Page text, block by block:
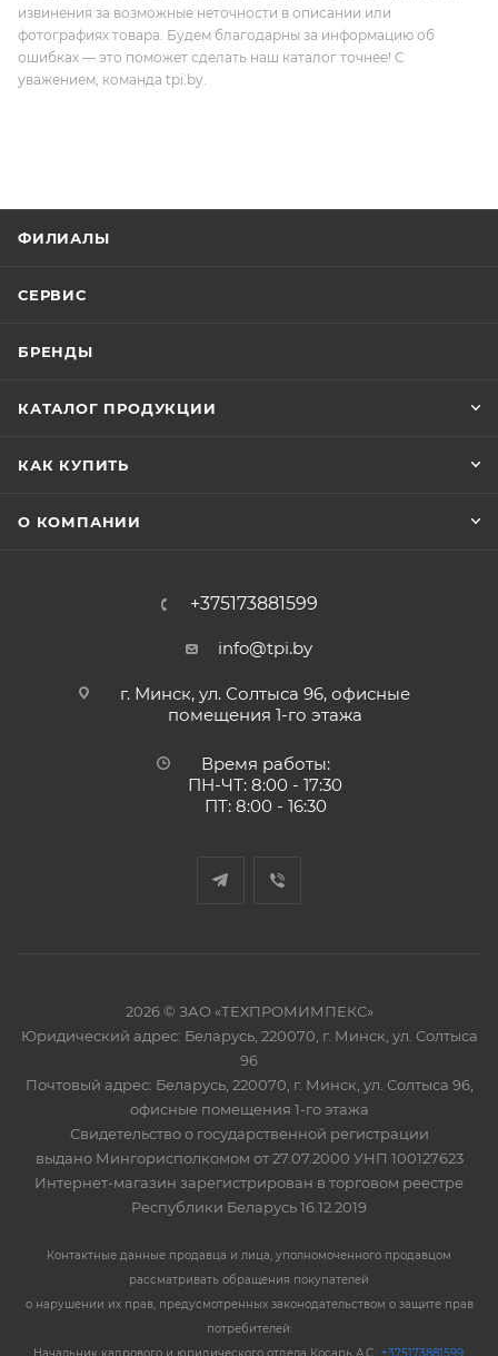
извинения за возможные неточности в описании или
фотографиях товара. Будем благодарны за информацию об
ошибках — это поможет сделать наш каталог точнее! С
уважением, команда tpi.by.
ФИЛИАЛЫ
СЕРВИС
БРЕНДЫ
КАТАЛОГ ПРОДУКЦИИ
КАК КУПИТЬ
О КОМПАНИИ
+375173881599
info@tpi.by
г. Минск, ул. Солтыса 96, офисные
помещения 1-го этажа
Время работы:
ПН-ЧТ: 8:00 - 17:30
ПТ: 8:00 - 16:30
2026 © ЗАО «ТЕХПРОМИМПЕКС»
Юридический адрес: Беларусь, 220070, г. Минск, ул. Солтыса
96
Почтовый адрес: Беларусь, 220070, г. Минск, ул. Солтыса 96,
офисные помещения 1-го этажа
Свидетельство о государственной регистрации
выдано Мингорисполкомом от 27.07.2000 УНП 100127623
Интернет-магазин зарегистрирован в торговом реестре
Республики Беларусь 16.12.2019
Контактные данные продавца и лица, уполномоченного продавцом
рассматривать обращения покупателей
о нарушении их прав, предусмотренных законодательством о защите прав
потребителей: